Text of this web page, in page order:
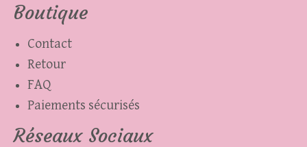
Boutique
Contact
Retour
FAQ
Paiements sécurisés
Réseaux Sociaux